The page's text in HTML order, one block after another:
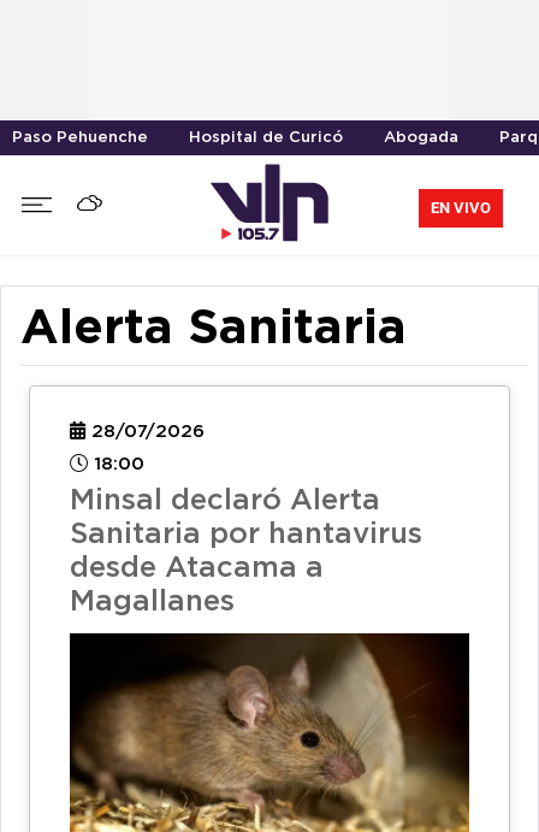
Paso Pehuenche Hospital de Curicó Abogada
EN VIVO
Alerta Sanitaria
28/07/2026
18:00
Minsal declaró Alerta
Sanitaria por hantavirus
desde Atacama a
Magallanes